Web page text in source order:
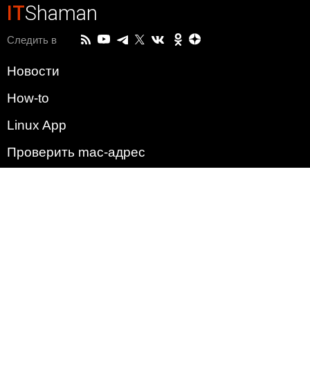
ITShaman
Следить в
Новости
How-to
Linux App
Проверить mac-адрес